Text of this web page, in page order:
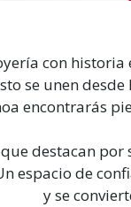
con
se unen
encontrarás
destacan
espacio de
y se